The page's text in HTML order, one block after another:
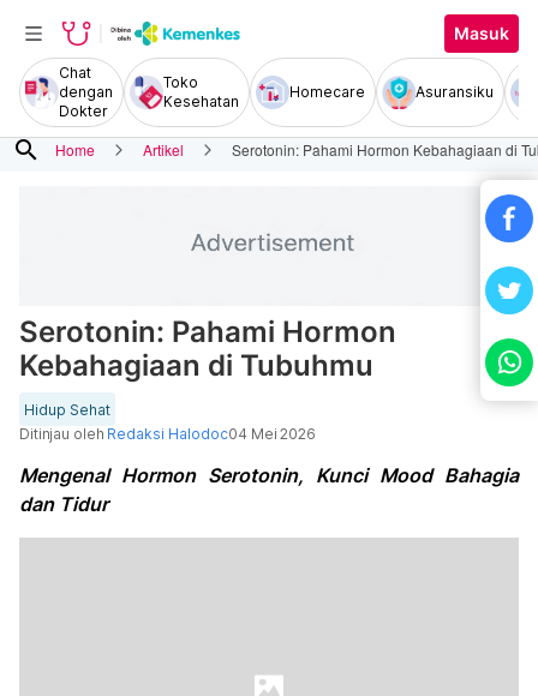
Masuk
Chat
dengan
Dokter
Toko
Kesehatan
Homecare Asuransiku
search Home Artikel Serotonin: Pahami Hormon Kebahagiaan di
Serotonin: Pahami Hormon
Kebahagiaan di Tubuhmu
Hidup Sehat
Ditinjau oleh Redaksi Halodoc04 Mei 2026
Mengenal Hormon Serotonin, Kunci Mood Bahagia
dan Tidur